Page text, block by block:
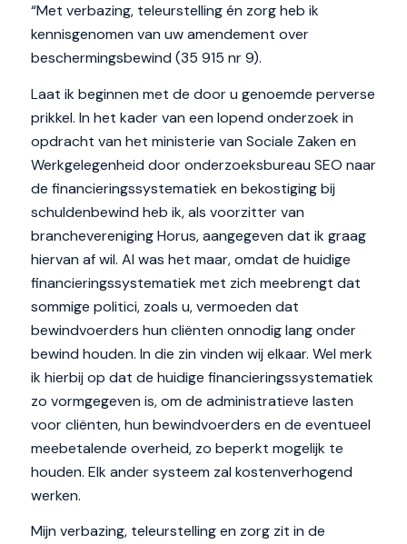
“Met verbazing, teleurstelling én zorg heb ik
kennisgenomen van uw amendement over
beschermingsbewind (35 915 nr 9).
Laat ik beginnen met de door u genoemde perverse
prikkel. In het kader van een lopend onderzoek in
opdracht van het ministerie van Sociale Zaken en
Werkgelegenheid door onderzoeksbureau SEO naar
de financieringssystematiek en bekostiging bij
schuldenbewind heb ik, als voorzitter van
branchevereniging Horus, aangegeven dat ik graag
hiervan af wil. Al was het maar, omdat de huidige
financieringssystematiek met zich meebrengt dat
sommige politici, zoals u, vermoeden dat
bewindvoerders hun cliënten onnodig lang onder
bewind houden. In die zin vinden wij elkaar. Wel merk
ik hierbij op dat de huidige financieringssystematiek
zo vormgegeven is, om de administratieve lasten
voor cliënten, hun bewindvoerders en de eventueel
meebetalende overheid, zo beperkt mogelijk te
houden. Elk ander systeem zal kostenverhogend
werken.
Mijn verbazing, teleurstelling en zorg zit in de